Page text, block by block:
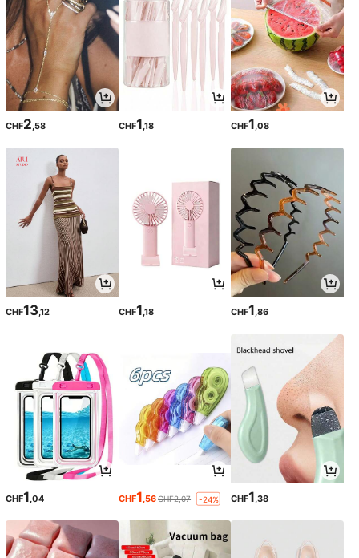
CHF2,58 CHF1,18 CHF1,08
CHF13,12 CHF1,18 CHF1,86
CHF1 ,04 CHF1 ,56CHF2,07 -24% CHF1 ,38